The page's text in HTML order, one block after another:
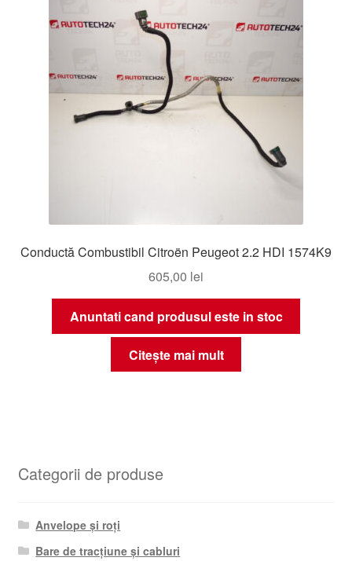
Conductă Combustibil Citroën Peugeot 2.2 HDI 1574K9
605,00 lei
Anuntati cand produsul este in stoc
Citește mai mult
Categorii de produse
Anvelope și roți
Bare de tracțiune și cabluri